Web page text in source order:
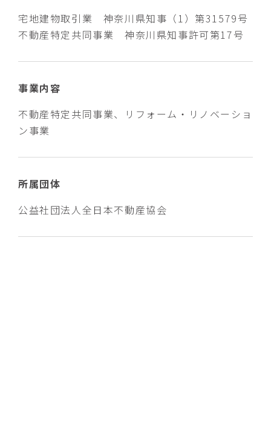
宅地建物取引業 神奈川県知事（1）第31579号
不動産特定共同事業 神奈川県知事許可第17号
事業内容
不動産特定共同事業、リフォーム・リノベーショ
ン事業
所属団体
公益社団法人全日本不動産協会